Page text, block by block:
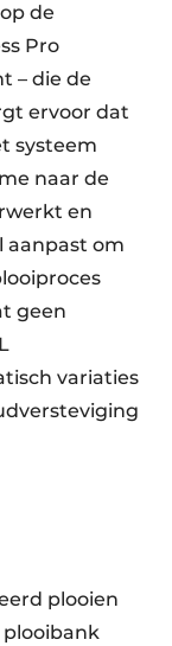
de
Pro
– die de
ervoor dat
systeem
naar de
en
aanpast om
geen
variaties
plooien